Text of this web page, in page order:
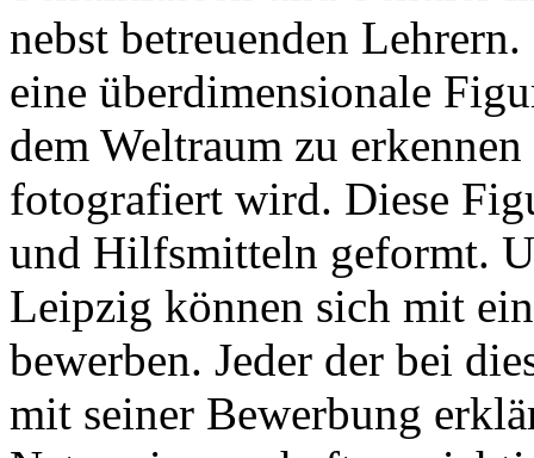
nebst betreuenden
eine überdimensionale
dem Weltraum zu
fotografiert wird. Diese
und Hilfsmitteln geformt.
Leipzig können sich mit
bewerben. Jeder der bei
mit seiner Bewerbung